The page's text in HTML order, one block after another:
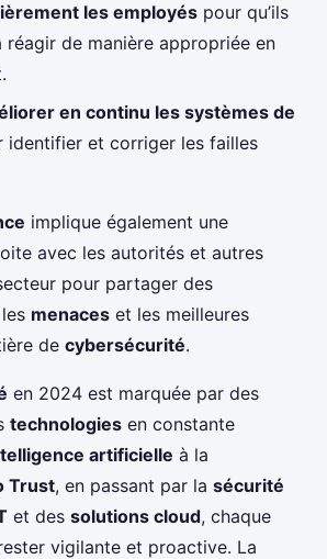
les employés pour qu’ils
réagir de manière appropriée en
en continu les systèmes de
identifier et corriger les failles
implique également une
avec les autorités et autres
pour partager des
menaces et les meilleures
de cybersécurité.
en 2024 est marquée par des
technologies en constante
artificielle à la
Trust, en passant par la sécurité
et des solutions cloud, chaque
vigilante et proactive. La